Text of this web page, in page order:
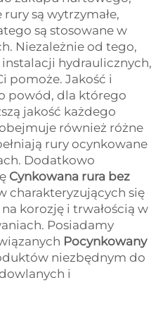
są wytrzymałe,
są stosowane w
Niezależnie od tego,
hydraulicznych,
pomoże. Jakość i
powód, dla którego
jakość każdego
również różne
rury ocynkowane
Dodatkowo
Cynkowana rura bez
charakteryzujących się
korozję i trwałością w
Posiadamy
Pocynkowany
niezbędnym do
i